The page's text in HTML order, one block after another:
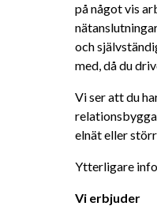
på något vis
och
med, då du
Vi ser att du
elnät eller
Ytterligare
Vi erbjuder